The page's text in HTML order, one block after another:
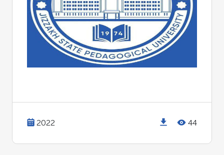
2022 44